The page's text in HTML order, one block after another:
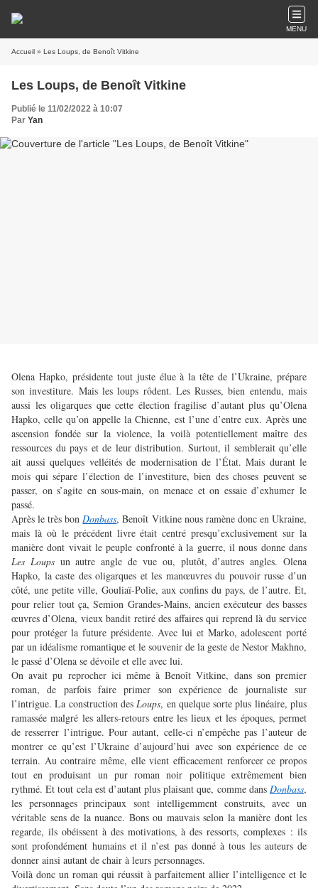
MENU
Accueil » Les Loups, de Benoît Vitkine
Les Loups, de Benoît Vitkine
Publié le 11/02/2022 à 10:07
Par Yan
Olena Hapko, présidente tout juste élue à la tête de l’Ukraine, prépare
son investiture. Mais les loups rôdent. Les Russes, bien entendu, mais
aussi les oligarques que cette élection fragilise d’autant plus qu’Olena
Hapko, celle qu’on appelle la Chienne, est l’une d’entre eux. Après une
ascension fondée sur la violence, la voilà potentiellement maître des
ressources du pays et de leur distribution. Surtout, il semblerait qu’elle
ait aussi quelques velléités de modernisation de l’État. Mais durant le
mois qui sépare l’élection de l’investiture, bien des choses peuvent se
passer, on s’agite en sous-main, on menace et on essaie d’exhumer le
passé.
Après le très bonDonbass, Benoît Vitkine nous ramène donc en Ukraine,
mais là où le précédent livre était centré presqu’exclusivement sur la
manière dont vivait le peuple confronté à la guerre, il nous donne dans
Les Loupsun autre angle de vue ou, plutôt, d’autres angles. Olena
Hapko, la caste des oligarques et les manœuvres du pouvoir russe d’un
côté, une petite ville, Gouliaï-Polie, aux confins du pays, de l’autre. Et,
pour relier tout ça, Semion Grandes-Mains, ancien exécuteur des basses
œuvres d’Olena, vieux bandit retiré des affaires qui reprend là du service
pour protéger la future présidente. Avec lui et Marko, adolescent porté
par un idéalisme romantique et le souvenir de la geste de Nestor Makhno,
le passé d’Olena se dévoile et elle avec lui.
On avait pu reprocher ici même à Benoît Vitkine, dans son premier
roman, de parfois faire primer son expérience de journaliste sur
l’intrigue. La construction desLoups, en quelque sorte plus linéaire, plus
ramassée malgré les allers-retours entre les lieux et les époques, permet
de resserrer l’intrigue. Pour autant, celle-ci n’empêche pas l’auteur de
montrer ce qu’est l’Ukraine d’aujourd’hui avec son expérience de ce
terrain. Au contraire même, elle vient efficacement renforcer ce propos
tout en produisant un pur roman noir politique extrêmement bien
rythmé. Et tout cela est d’autant plus plaisant que, comme dans Donbass,
les personnages principaux sont intelligemment construits, avec un
véritable sens de la nuance. Bons ou mauvais selon la manière dont les
regarde, ils obéissent à des motivations, à des ressorts, complexes : ils
sont profondément humains et il n’est pas donné à tous les auteurs de
donner ainsi autant de chair à leurs personnages.
Voilà donc un roman qui réussit à parfaitement allier l’intelligence et le